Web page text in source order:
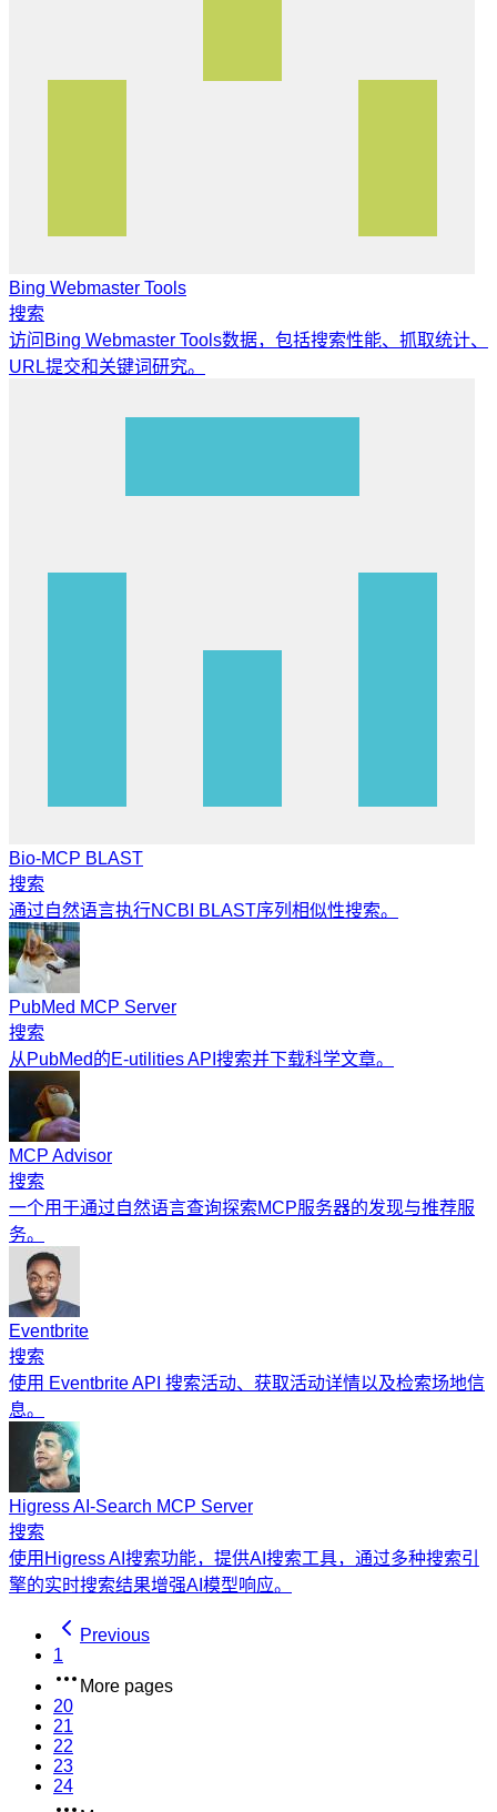
Bing Webmaster Tools
搜索
访问Bing Webmaster Tools数据，包括搜索性能、抓取统计、
URL提交和关键词研究。
Bio-MCP BLAST
搜索
通过自然语言执行NCBI BLAST序列相似性搜索。
PubMed MCP Server
搜索
从PubMed的E-utilities API搜索并下载科学文章。
MCP Advisor
搜索
一个用于通过自然语言查询探索MCP服务器的发现与推荐服
务。
Eventbrite
搜索
使用 Eventbrite API 搜索活动、获取活动详情以及检索场地信
息。
Higress AI-Search MCP Server
搜索
使用Higress AI搜索功能，提供AI搜索工具，通过多种搜索引
擎的实时搜索结果增强AI模型响应。
Previous
1
More pages
20
21
22
23
24